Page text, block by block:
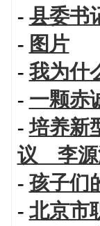
- 县委书
- 图片
- 我为什
- 一颗赤
-培养新
议 李源
- 孩子们
- 北京市